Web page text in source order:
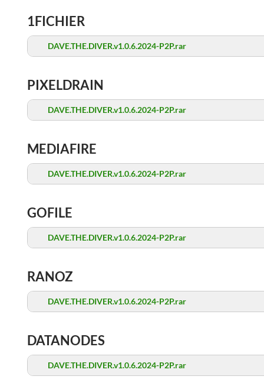
1FICHIER
DAVE.THE.DIVER.v1.0.6.2024-P2P.rar
PIXELDRAIN
DAVE.THE.DIVER.v1.0.6.2024-P2P.rar
MEDIAFIRE
DAVE.THE.DIVER.v1.0.6.2024-P2P.rar
GOFILE
DAVE.THE.DIVER.v1.0.6.2024-P2P.rar
RANOZ
DAVE.THE.DIVER.v1.0.6.2024-P2P.rar
DATANODES
DAVE.THE.DIVER.v1.0.6.2024-P2P.rar